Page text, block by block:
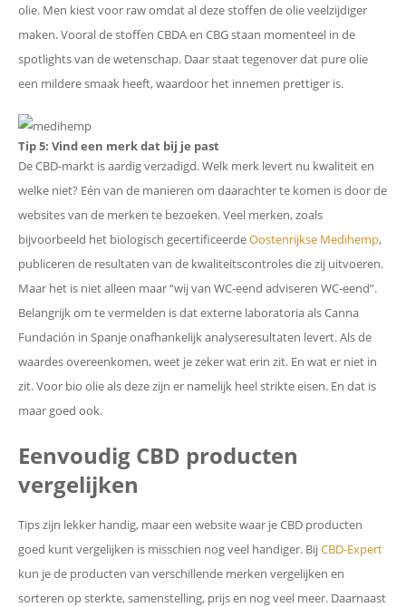
olie. Men kiest voor raw omdat al deze stoffen de olie veelzijdiger
maken. Vooral de stoffen CBDA en CBG staan momenteel in de
spotlights van de wetenschap. Daar staat tegenover dat pure olie
een mildere smaak heeft, waardoor het innemen prettiger is.
Tip 5: Vind een merk dat bij je past
De CBD-markt is aardig verzadigd. Welk merk levert nu kwaliteit en
welke niet? Eén van de manieren om daarachter te komen is door de
websites van de merken te bezoeken. Veel merken, zoals
bijvoorbeeld het biologisch gecertificeerdeOostenrijkse Medihemp,
publiceren de resultaten van de kwaliteitscontroles die zij uitvoeren.
Maar het is niet alleen maar “wij van WC-eend adviseren WC-eend”.
Belangrijk om te vermelden is dat externe laboratoria als Canna
Fundación in Spanje onafhankelijk analyseresultaten levert. Als de
waardes overeenkomen, weet je zeker wat erin zit. En wat er niet in
zit. Voor bio olie als deze zijn er namelijk heel strikte eisen. En dat is
maar goed ook.
Eenvoudig CBD producten
vergelijken
Tips zijn lekker handig, maar een website waar je CBD producten
goed kunt vergelijken is misschien nog veel handiger. BijCBD-Expert
kun je de producten van verschillende merken vergelijken en
sorteren op sterkte, samenstelling, prijs en nog veel meer. Daarnaast